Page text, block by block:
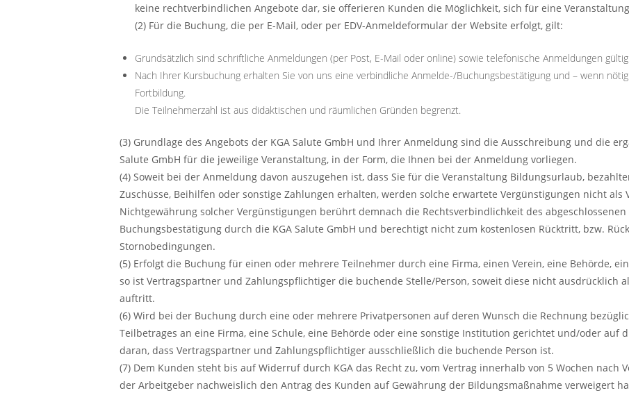
keine rechtverbindlichen Angebote dar, sie offerieren Kunden die Möglichkeit, sich für eine
(2) Für die Buchung, die per E-Mail, oder per EDV-Anmeldeformular der Website erfolgt, gilt:
Grundsätzlich sind schriftliche Anmeldungen (per Post, E-Mail oder online) sowie telefonische Anmeldungen gültig.
Nach Ihrer Kursbuchung erhalten Sie von uns eine verbindliche Anmelde-/Buchungsbestätigung und – wenn
Fortbildung.
Die Teilnehmerzahl ist aus didaktischen und räumlichen Gründen begrenzt.
(3) Grundlage des Angebots der KGA Salute GmbH und Ihrer Anmeldung sind die Ausschreibung und die
Salute GmbH für die jeweilige Veranstaltung, in der Form, die Ihnen bei der Anmeldung vorliegen.
(4) Soweit bei der Anmeldung davon auszugehen ist, dass Sie für die Veranstaltung Bildungsurlaub,
Zuschüsse, Beihilfen oder sonstige Zahlungen erhalten, werden solche erwartete Vergünstigungen nicht als
Nichtgewährung solcher Vergünstigungen berührt demnach die Rechtsverbindlichkeit des
Buchungsbestätigung durch die KGA Salute GmbH und berechtigt nicht zum kostenlosen Rücktritt, bzw.
Stornobedingungen.
(5) Erfolgt die Buchung für einen oder mehrere Teilnehmer durch eine Firma, einen Verein, eine Behörde,
so ist Vertragspartner und Zahlungspflichtiger die buchende Stelle/Person, soweit diese nicht ausdrücklich
auftritt.
(6) Wird bei der Buchung durch eine oder mehrere Privatpersonen auf deren Wunsch die Rechnung
Teilbetrages an eine Firma, eine Schule, eine Behörde oder eine sonstige Institution gerichtet und/oder auf
daran, dass Vertragspartner und Zahlungspflichtiger ausschließlich die buchende Person ist.
(7) Dem Kunden steht bis auf Widerruf durch KGA das Recht zu, vom Vertrag innerhalb von 5 Wochen nach
der Arbeitgeber nachweislich den Antrag des Kunden auf Gewährung der Bildungsmaßnahme verweigert